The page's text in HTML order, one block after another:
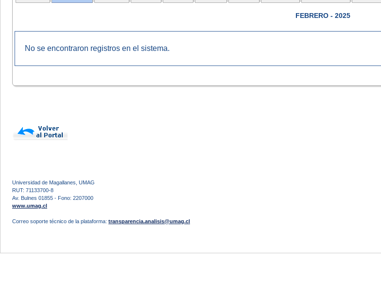
FEBRERO - 2025
No se encontraron registros en el sistema.
Universidad de Magallanes, UMAG
RUT: 71133700-8
Av. Bulnes 01855 - Fono: 2207000
www.umag.cl
Correo soporte técnico de la plataforma: transparencia.analisis@umag.cl